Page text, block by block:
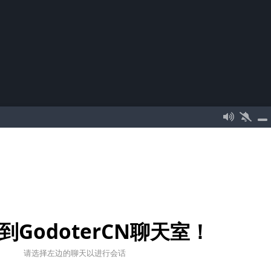
GodoterCN聊天室！
请选择左边的聊天以进行会话